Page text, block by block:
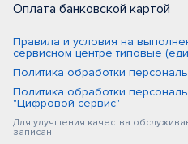
Оплата банковской картой
Правила и условия на
сервисном центре типовые
Политика обработки
Политика обработки
"Цифровой сервис"
Для улучшения качества
записан